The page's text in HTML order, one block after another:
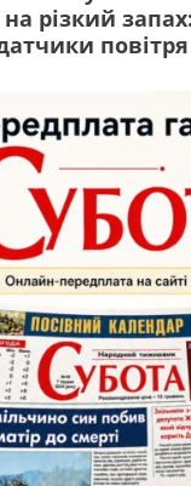
різкий
повітря